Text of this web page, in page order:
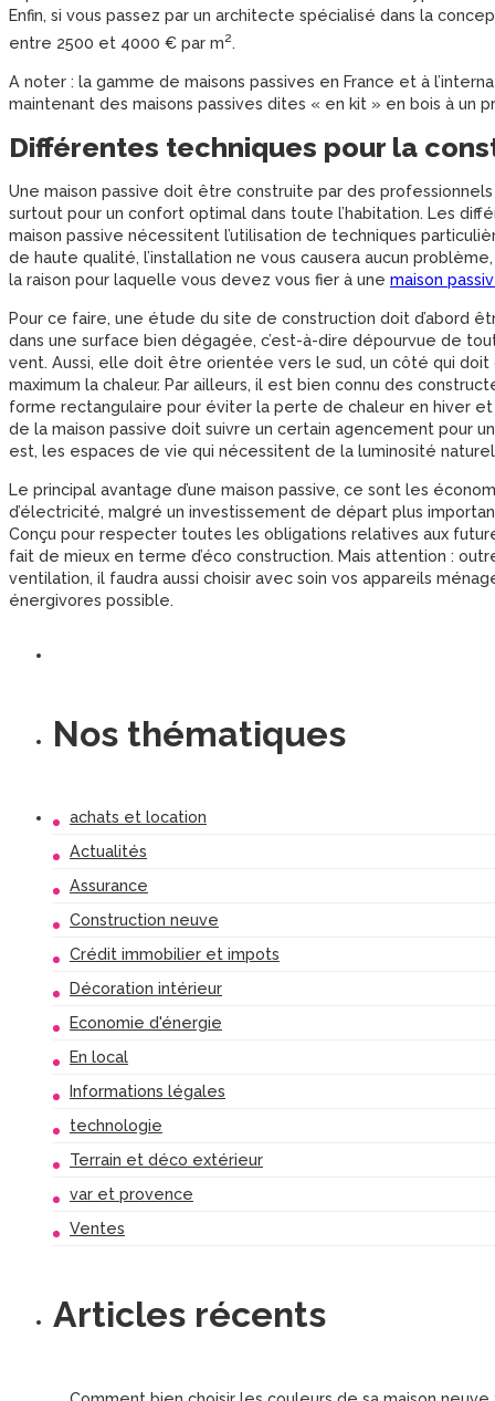
Enfin, si vous passez par un architecte spécialisé dans la
entre 2500 et 4000 € par m2.
A noter : la gamme de maisons passives en France et à
maintenant des maisons passives dites « en kit » en bois à un
Différentes techniques pour la
Une maison passive doit être construite par des
surtout pour un confort optimal dans toute l’habitation. Les
maison passive nécessitent l’utilisation de techniques
de haute qualité, l’installation ne vous causera aucun
la raison pour laquelle vous devez vous fier à une maison
Pour ce faire, une étude du site de construction doit d’abord
dans une surface bien dégagée, c’est-à-dire dépourvue de
vent. Aussi, elle doit être orientée vers le sud, un côté qui
maximum la chaleur. Par ailleurs, il est bien connu des
forme rectangulaire pour éviter la perte de chaleur en hiver
de la maison passive doit suivre un certain agencement pour
est, les espaces de vie qui nécessitent de la luminosité
Le principal avantage d’une maison passive, ce sont les
d’électricité, malgré un investissement de départ plus
Conçu pour respecter toutes les obligations relatives aux
fait de mieux en terme d’éco construction. Mais attention :
ventilation, il faudra aussi choisir avec soin vos appareils
énergivores possible.
Nos thématiques
achats et location
Actualités
Assurance
Construction neuve
Crédit immobilier et impots
Décoration intérieur
Economie d'énergie
En local
Informations légales
technologie
Terrain et déco extérieur
var et provence
Ventes
Articles récents